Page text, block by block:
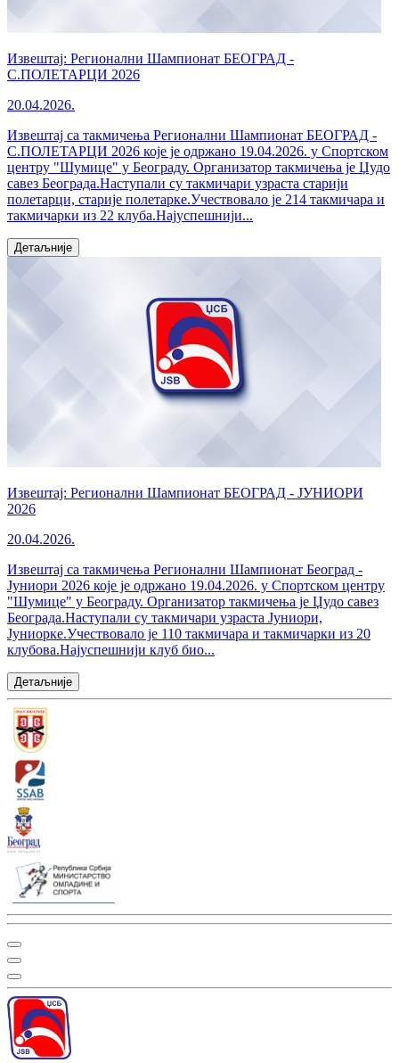
Извештај: Регионални Шампионат БЕОГРАД -
С.ПОЛЕТАРЦИ 2026
20.04.2026.
Извештај са такмичења Регионални Шампионат БЕОГРАД -
С.ПОЛЕТАРЦИ 2026 које је одржано 19.04.2026. у Спортском
центру "Шумице" у Београду. Организатор такмичења је Џудо
савез Београда.Наступали су такмичари узраста старији
полетарци, старије полетарке.Учествовало је 214 такмичара и
такмичарки из 22 клуба.Најуспешнији...
Детаљније
Извештај: Регионални Шампионат БЕОГРАД - ЈУНИОРИ
2026
20.04.2026.
Извештај са такмичења Регионални Шампионат Београд -
Јуниори 2026 које је одржано 19.04.2026. у Спортском центру
"Шумице" у Београду. Организатор такмичења је Џудо савез
Београда.Наступали су такмичари узраста Јуниори,
Јуниорке.Учествовало је 110 такмичара и такмичарки из 20
клубова.Најуспешнији клуб био...
Детаљније